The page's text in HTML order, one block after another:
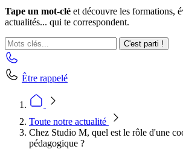
Tape un mot-clé et découvre les formations,
actualités... qui te correspondent.
C'est parti !
Être rappelé
Toute notre actualité
Chez Studio M, quel est le rôle d'une
pédagogique ?